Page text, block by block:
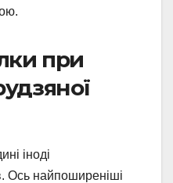
при
іноді
Ось найпоширеніші